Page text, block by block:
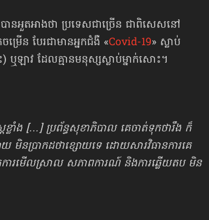
នអួតអាងថា ប្រទេសជាច្រើន ជាពិសេសនៅ
ើន បែរជាមានអ្នកជំងឺ «Covid-19» ស្លាប់
ឡាវ ដែលគ្មានមនុស្សស្លាប់ម្នាក់សោះ។
ខ្លាំង […] ប្រព័ន្ធសុខាភិបាល គេចាត់ទុកថារឹង ក៏
យ មិនប្រាកដថាខ្សោយទេ ដោយសារវិធានការគេ
ែការមើលស្រាល សភាពការណ៍ និងការឆ្លើយតប មិន